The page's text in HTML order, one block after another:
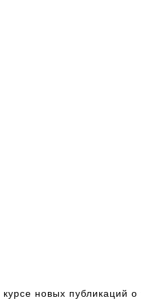
новых публикаций